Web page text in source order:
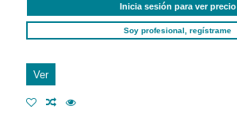
Inicia sesión para ver precio
Soy profesional, regístrame
Ver